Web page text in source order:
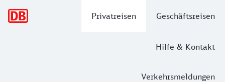
Privatreisen Geschäftsreisen
Hilfe & Kontakt
Verkehrsmeldungen